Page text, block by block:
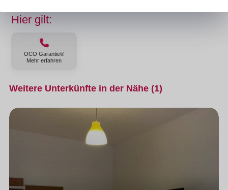
Hier gilt:
OCO Garantie®
Mehr erfahren
Weitere Unterkünfte in der Nähe (1)